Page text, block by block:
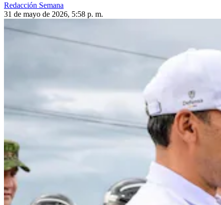
Redacción Semana
31 de mayo de 2026, 5:58 p. m.